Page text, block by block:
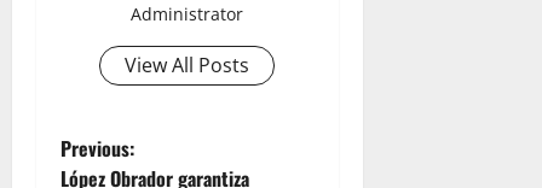
Administrator
View All Posts
P
Previous:
López Obrador garantiza